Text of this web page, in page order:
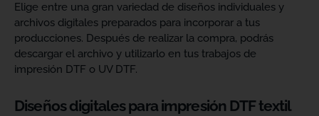
Elige entre una gran variedad de diseños individuales y
archivos digitales preparados para incorporar a tus
producciones. Después de realizar la compra, podrás
descargar el archivo y utilizarlo en tus trabajos de
impresión DTF o UV DTF.
Diseños digitales para impresión DTF textil